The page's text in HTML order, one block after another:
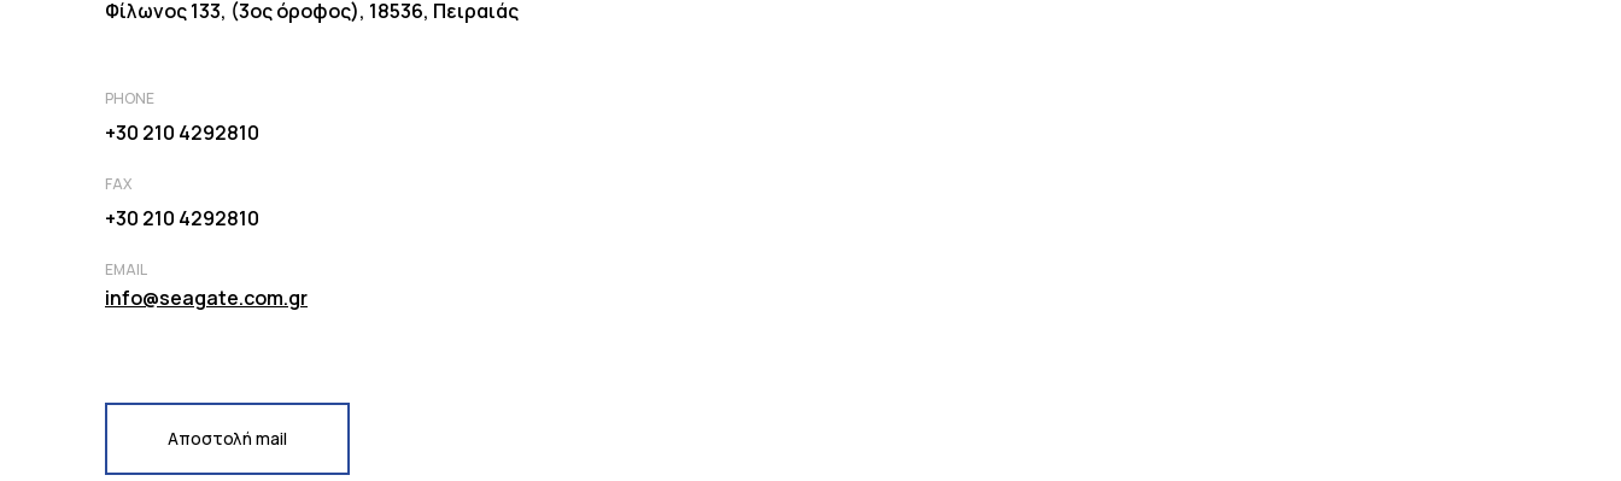
Φίλωνος 133, (3ος όροφος), 18536, Πειραιάς
PHONE
+30 210 4292810
FAX
+30 210 4292810
EMAIL
info@seagate.com.gr
Αποστολή mail